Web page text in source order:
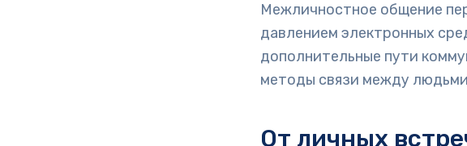
Межличностное общение
давлением электронных
дополнительные пути
методы связи между
От личных